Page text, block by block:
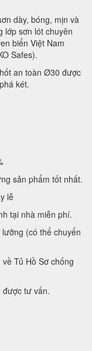
dày, bóng, mịn và
lớp sơn lót chuyên
biển Việt Nam
Safes).
an toàn Ø30 được
két.
sản phẩm tốt nhất.
lễ
tại nhà miễn phí.
(có thể chuyển
Tủ Hồ Sơ chống
được tư vấn.